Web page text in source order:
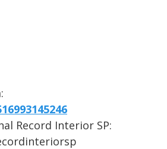
Record Interior SP: